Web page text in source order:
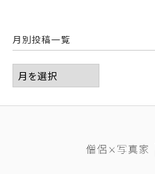
月別投稿一覧